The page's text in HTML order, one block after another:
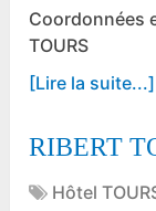
Coordonnées
TOURS
[Lire la suite...]
RIBERT
Hôtel